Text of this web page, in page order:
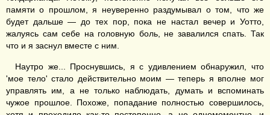
памяти о прошлом, я неуверенно раздумывал о том, что же
будет дальше — до тех пор, пока не настал вечер и Уотто,
жалуясь сам себе на головную боль, не завалился спать. Так
что и я заснул вместе с ним.
Наутро же... Проснувшись, я с удивлением обнаружил, что
'мое тело' стало действительно моим — теперь я вполне мог
управлять им, а не только наблюдать, думать и вспоминать
чужое прошлое. Похоже, попадание полностью совершилось,